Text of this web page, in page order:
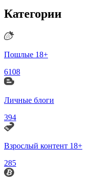
Категории
Пошлые 18+
6108
Личные блоги
394
Взрослый контент 18+
285